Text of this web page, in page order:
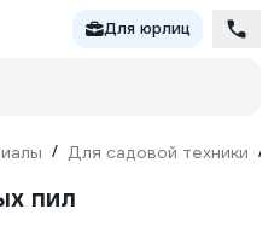
Для юрлиц
/ Для садовой техники /
пил